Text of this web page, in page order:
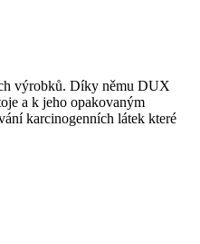
výrobků. Díky němu DUX
a k jeho opakovaným
karcinogenních látek které